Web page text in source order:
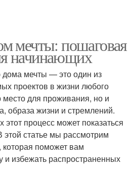
мечты: пошаговая
начинающих
дома мечты — это один из
проектов в жизни любого
место для проживания, но и
образа жизни и стремлений.
процесс может показаться
статье мы рассмотрим
поможет вам
и избежать распространенных